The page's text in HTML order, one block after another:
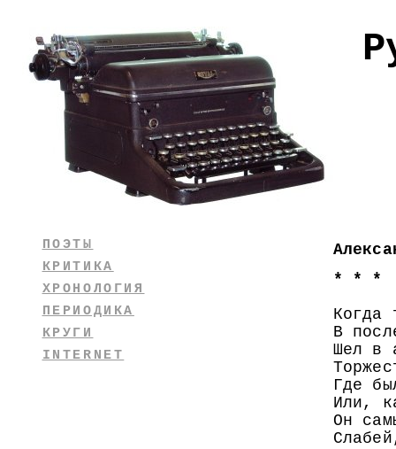
* * *
Когда
В
Шел в
Где
Или,
Он
ПОЭТЫ
КРИТИКА
ХРОНОЛОГИЯ
ПЕРИОДИКА
КРУГИ
INTERNET